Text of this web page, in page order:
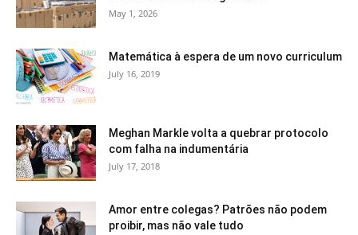
May 1, 2026
Matemática à espera de um novo curriculum
July 16, 2019
Meghan Markle volta a quebrar protocolo
com falha na indumentária
July 17, 2018
Amor entre colegas? Patrões não podem
proibir, mas não vale tudo